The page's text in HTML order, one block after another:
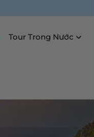
Tour Trong Nước